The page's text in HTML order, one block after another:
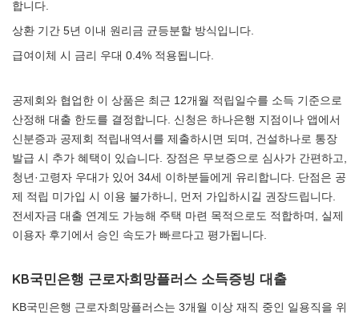
합니다.
상환 기간 5년 이내 원리금 균등분할 방식입니다.
급여이체 시 금리 우대 0.4% 적용됩니다.
공제회와 협업한 이 상품은 최근 12개월 적립일수를 소득 기준으로
산정해 대출 한도를 결정합니다. 신청은 하나은행 지점이나 앱에서
신분증과 공제회 적립내역서를 제출하시면 되며, 건설하나로 통장
발급 시 추가 혜택이 있습니다. 장점은 무보증으로 심사가 간편하고,
청년·고령자 우대가 있어 34세 이하분들에게 유리합니다. 단점은 공
제 적립 미가입 시 이용 불가하니, 먼저 가입하시길 권장드립니다.
전세자금 대출 연계도 가능해 주택 마련 목적으로도 적합하며, 실제
이용자 후기에서 승인 속도가 빠르다고 평가됩니다.
KB국민은행 근로자희망플러스 소득증빙 대출
KB국민은행 근로자희망플러스는 3개월 이상 재직 중인 일용직을 위